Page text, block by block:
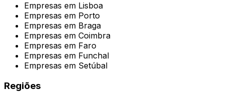
Empresas em Lisboa
Empresas em Porto
Empresas em Braga
Empresas em Coimbra
Empresas em Faro
Empresas em Funchal
Empresas em Setúbal
Regiões